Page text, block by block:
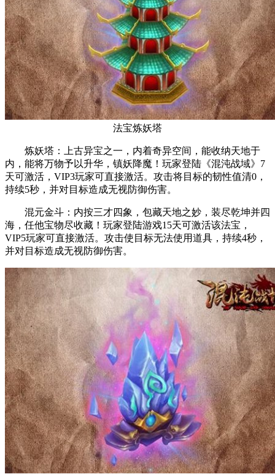
法宝炼妖塔
炼妖塔：上古异宝之一，内着奇异空间，能收纳天地于
内，能将万物予以升华，镇妖降魔！玩家登陆《混沌战域》7
天可激活，VIP3玩家可直接激活。攻击将目标的韧性值清0，
持续5秒，并对目标造成无视防御伤害。
混元金斗：内按三才四象，包藏天地之妙，装尽乾坤并四
海，任他宝物尽收藏！玩家登陆游戏15天可激活该法宝，
VIP5玩家可直接激活。攻击使目标无法使用道具，持续4秒，
并对目标造成无视防御伤害。